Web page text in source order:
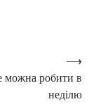
робити в
неділю
⟶